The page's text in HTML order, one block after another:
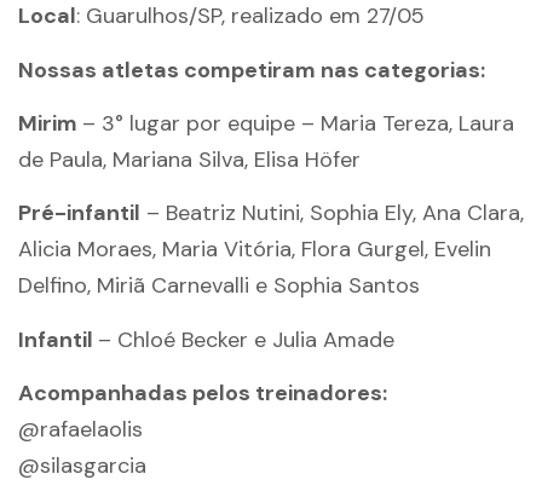
Local: Guarulhos/SP, realizado em 27/05
Nossas atletas competiram nas categorias:
Mirim – 3° lugar por equipe – Maria Tereza, Laura
de Paula, Mariana Silva, Elisa Höfer
Pré-infantil – Beatriz Nutini, Sophia Ely, Ana Clara,
Alicia Moraes, Maria Vitória, Flora Gurgel, Evelin
Delfino, Miriã Carnevalli e Sophia Santos
Infantil – Chloé Becker e Julia Amade
Acompanhadas pelos treinadores:
@rafaelaolis
@silasgarcia